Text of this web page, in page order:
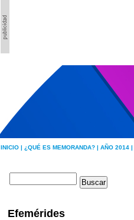
INICIO | ¿QUÉ ES MEMORANDA? | AÑO 2014 |
Efemérides